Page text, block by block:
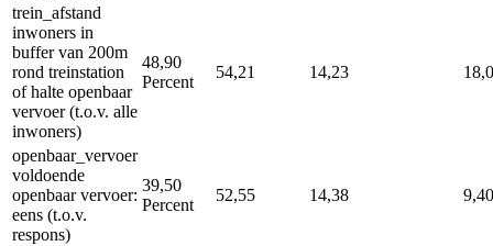
trein_afstand
inwoners in
buffer van 200m
rond treinstation
of halte openbaar
vervoer (t.o.v. alle
inwoners)
48,90
Percent
54,21 14,23
openbaar_vervoer
voldoende
openbaar vervoer:
eens (t.o.v.
respons)
39,50
Percent
52,55 14,38 9,40